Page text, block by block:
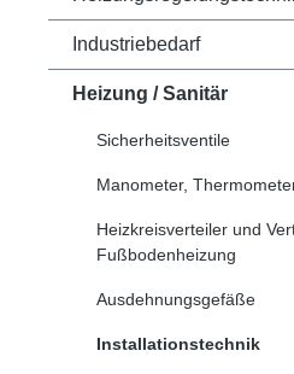
Industriebedarf
Heizung / Sanitär
Sicherheitsventile
Manometer,
Heizkreisverteiler und
Fußbodenheizung
Ausdehnungsgefäße
Installationstechnik